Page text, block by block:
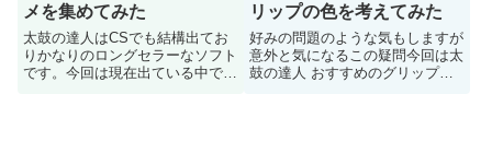
メを集めてみた
太鼓の達人はCSでも結構出てお
りかなりのロングセラーなソフト
です。今回は現在出ている中でお
リップの色を考えてみた
好みの問題のような気もしますが
意外と気になるこの疑問今回は太
鼓の達人 おすすめのグリップの